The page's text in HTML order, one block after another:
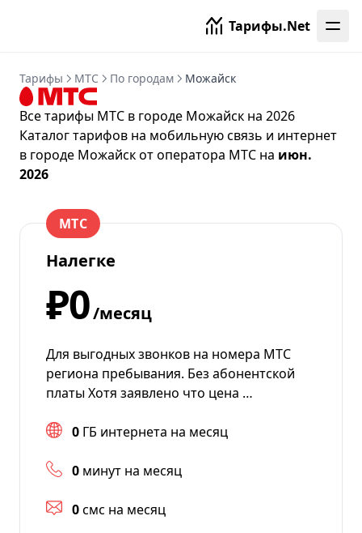
Тарифы.Net
Тарифы МТС По городам Можайск
Все тарифы МТС в городе Можайск на 2026
Каталог тарифов на мобильную связь и интернет
в городе Можайск отоператора МТС на июн.
2026
МТС
Налегке
₽0/месяц
Для выгодных звонков на номера МТС
региона пребывания. Без абонентской
платы Хотя заявлено что цена …
0 ГБ интернета на месяц
0 минут на месяц
0смс на месяц